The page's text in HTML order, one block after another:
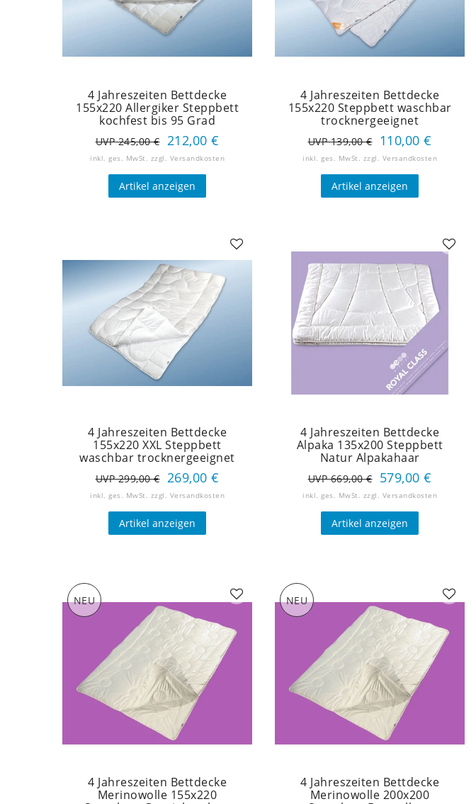
4 Jahreszeiten Bettdecke
155x220 Allergiker Steppbett
kochfest bis 95 Grad
UVP 245,00 € 212,00 €
inkl. ges. MwSt. zzgl. Versandkosten
Artikel anzeigen
4 Jahreszeiten Bettdecke
155x220 Steppbett waschbar
trocknergeeignet
UVP 139,00 € 110,00 €
inkl. ges. MwSt. zzgl. Versandkosten
Artikel anzeigen
4 Jahreszeiten Bettdecke
155x220 XXL Steppbett
waschbar trocknergeeignet
UVP 299,00 € 269,00 €
inkl. ges. MwSt. zzgl. Versandkosten
Artikel anzeigen
4 Jahreszeiten Bettdecke
Alpaka 135x200 Steppbett
Natur Alpakahaar
UVP 669,00 € 579,00 €
inkl. ges. MwSt. zzgl. Versandkosten
Artikel anzeigen
NEU
4 Jahreszeiten Bettdecke
Merinowolle 155x220
NEU
4 Jahreszeiten Bettdecke
Merinowolle 200x200